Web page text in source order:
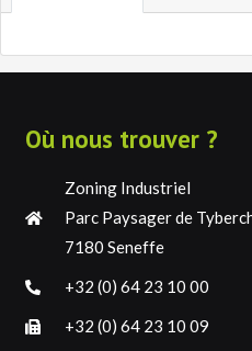
Où nous trouver ?
Zoning Industriel
Parc Paysager de
7180 Seneffe
+32 (0) 64 23 10 00
+32 (0) 64 23 10 09